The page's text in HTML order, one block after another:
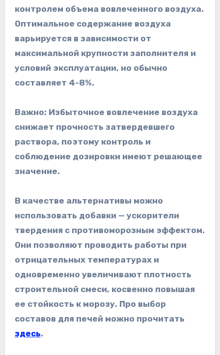
контролем объема вовлеченного воздуха.
Оптимальное содержание воздуха
варьируется в зависимости от
максимальной крупности заполнителя и
условий эксплуатации, но обычно
составляет 4-8%.
Важно: Избыточное вовлечение воздуха
снижает прочность затвердевшего
раствора, поэтому контроль и
соблюдение дозировки имеют решающее
значение.
В качестве альтернативы можно
использовать добавки — ускорители
твердения с противоморозным эффектом.
Они позволяют проводить работы при
отрицательных температурах и
одновременно увеличивают плотность
строительной смеси, косвенно повышая
ее стойкость к морозу. Про выбор
составов для печей можно прочитать
здесь.